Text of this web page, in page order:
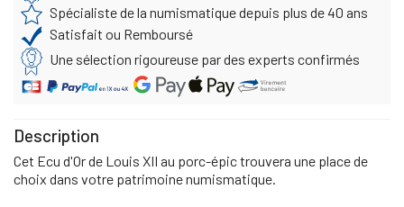
Spécialiste de la numismatique depuis plus de 40 ans
Satisfait ou Remboursé
Une sélection rigoureuse par des experts confirmés
Description
Cet Ecu d'Or de Louis XII au porc-épic trouvera une place de
choix dans votre patrimoine numismatique.